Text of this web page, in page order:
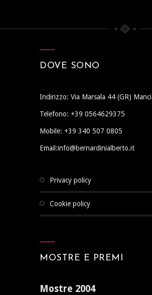
DOVE SONO
Indirizzo: Via Marsala 44 (GR)
Telefono: +39 0564629375
Mobile: +39 340 507 0805
Email:info@bernardinialberto.it
privacy policy
cookie policy
MOSTRE E PREMI
Mostre 2004